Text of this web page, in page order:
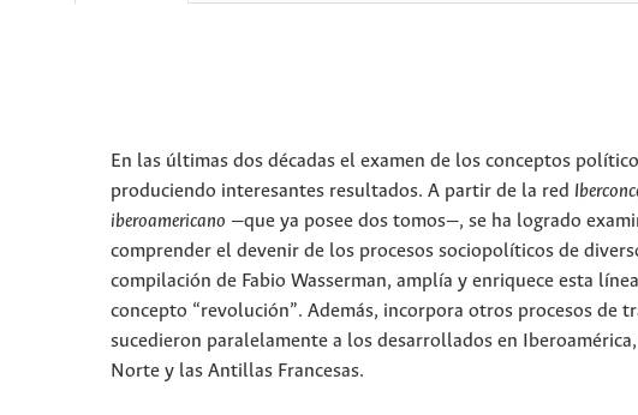
En las últimas dos décadas el examen de los conceptos
produciendo interesantes resultados. A partir de la red
iberoamericano —que ya posee dos tomos—, se ha logrado
comprender el devenir de los procesos sociopolíticos de
compilación de Fabio Wasserman, amplía y enriquece esta
concepto “revolución”. Además, incorpora otros procesos de
sucedieron paralelamente a los desarrollados en
Norte y las Antillas Francesas.